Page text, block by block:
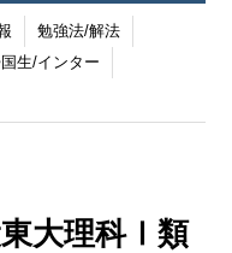
勉強法/解法
生/インター
東大理科Ⅰ類